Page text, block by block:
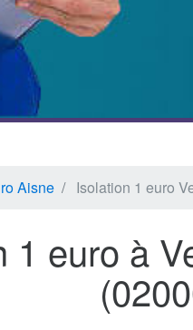
Aisne Isolation 1 euro
1 euro à